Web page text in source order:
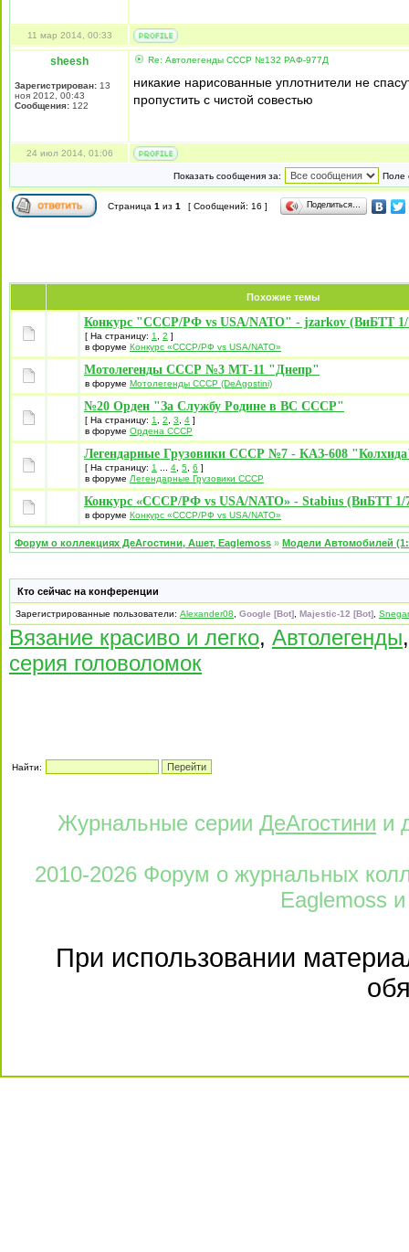
11 мар 2014, 00:33
sheesh
Зарегистрирован: 13
ноя 2012, 00:43
Сообщения: 122
Re: Автолегенды СССР №132 РАФ-977Д
никакие нарисованные уплотнители не
пропустить с чистой совестью
24 июл 2014, 01:06
Показать сообщения за: Поле
Страница 1 из 1 [ Сообщений: 16 ] Поделиться…
Похожие темы
Конкурс "СССР/РФ vs USA/NATO" - jzarkov (ВиБТТ 1/
[ На страницу: 1 2 ]
в форуме Конкурс «СССР/РФ vs USA/NATO»
Мотолегенды СССР №3 МТ-11 "Днепр"
в форуме Мотолегенды СССР (DeAgostini)
№20 Орден "За Службу Родине в ВС СССР"
[ На страницу: 1 2 3 4 ]
в форуме Ордена СССР
Легендарные Грузовики СССР №7 - КАЗ-608
[ На страницу: 1 4 5 6 ]
в форуме Легендарные Грузовики СССР
Конкурс «СССР/РФ vs USA/NATO» - Stabius (ВиБТТ 1/
в форуме Конкурс «СССР/РФ vs USA/NATO»
Форум о коллекциях ДеАгостини, Ашет, Eaglemoss » Модели Автомобилей
Кто сейчас на конференции
Зарегистрированные пользователи: Alexander08 Google [Bot] Majestic-12 [Bot]
Вязание красиво и легко, Автолегенды
серия головоломок
Найти:
Журнальные серии ДеАгостини и
2010-2026 Форум о журнальных
Eaglemoss и
При использовании